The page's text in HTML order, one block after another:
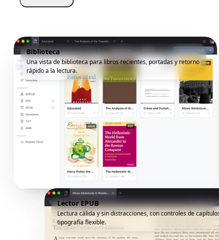
Biblioteca
Una vista de biblioteca para libros recientes, portadas y retorno
rápido a la lectura.
Lector EPUB
Lectura cálida y sin distracciones, con controles de
tipografía flexible.